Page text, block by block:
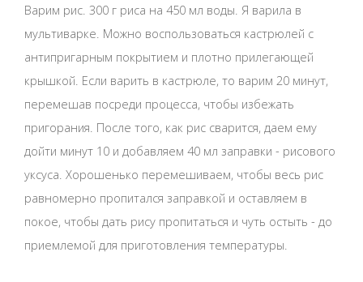
Варим рис. 300 г риса на 450 мл воды. Я варила в
мультиварке. Можно воспользоваться кастрюлей с
антипригарным покрытием и плотно прилегающей
крышкой. Если варить в кастрюле, то варим 20 минут,
перемешав посреди процесса, чтобы избежать
пригорания. После того, как рис сварится, даем ему
дойти минут 10 и добавляем 40 мл заправки - рисового
уксуса. Хорошенько перемешиваем, чтобы весь рис
равномерно пропитался заправкой и оставляем в
покое, чтобы дать рису пропитаться и чуть остыть - до
приемлемой для приготовления температуры.